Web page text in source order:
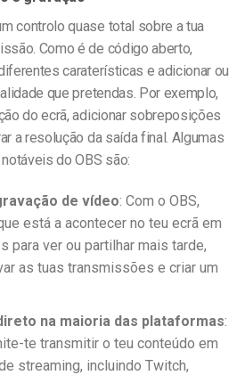
controlo quase total sobre a tua
Como é de código aberto,
caraterísticas e adicionar ou
que pretendas. Por exemplo,
do ecrã, adicionar sobreposições
a resolução da saída final. Algumas
do OBS são:
de vídeo: Com o OBS,
está a acontecer no teu ecrã em
para ver ou partilhar mais tarde,
as tuas transmissões e criar um
na maioria das plataformas:
te transmitir o teu conteúdo em
streaming, incluindo Twitch,